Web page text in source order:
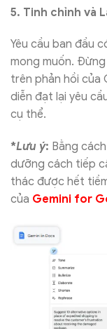
5. Tinh chỉnh và
Yêu cầu ban đầu
mong muốn.
trên phản hồi của
diễn đạt lại yêu
cụ thể.
*Lưu ý: Bằng
dưỡng cách tiếp
thác được hết
của Gemini for